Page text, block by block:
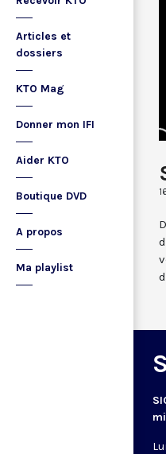
Articles et
dossiers
KTO Mag
Donner mon IFI
Aider KTO
Boutique DVD
A propos
Ma playlist